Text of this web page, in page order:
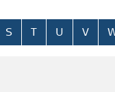
S T U V